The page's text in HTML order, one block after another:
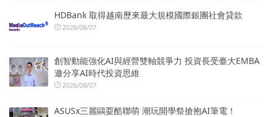
HDBank 取得越南歷來最大規模國際銀團社會貸款
2026/08/07
創智動能強化AI與經營雙軸競爭力 投資長受臺大EMBA
邀分享AI時代投資思維
2026/08/07
ASUSx三麗鷗耍酷聯萌 潮玩開學祭搶抱AI筆電！